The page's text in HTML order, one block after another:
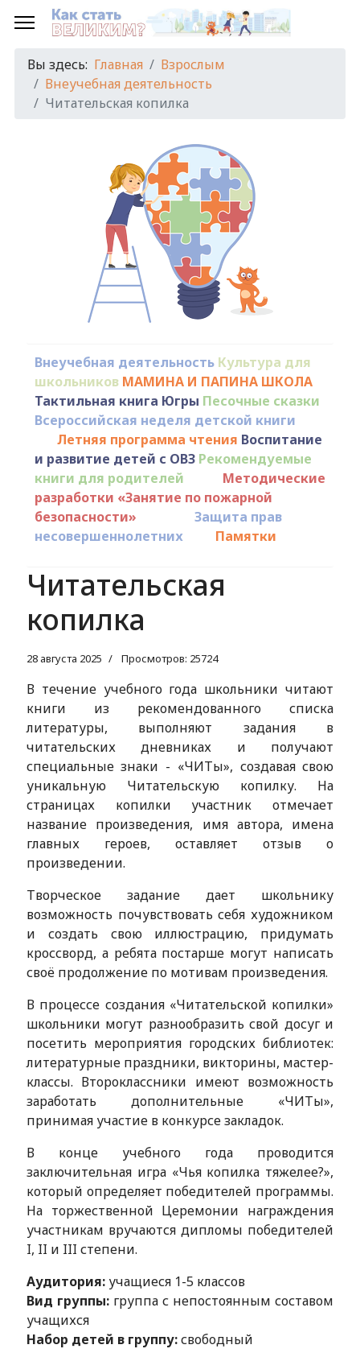
Вы здесь: Главная
Взрослым
Внеучебная деятельность
Читательская копилка
Внеучебная деятельность Культура для
школьников МАМИНА И ПАПИНА ШКОЛА
Тактильная книга Югры Песочные сказки
Всероссийская неделя детской книги
Летняя программа чтения Воспитание
и развитие детей с ОВЗ Рекомендуемые
книги для родителей
Методические
разработки «Занятие по пожарной
безопасности»
Защита прав
несовершеннолетних
Памятки
Читательская
копилка
28 августа 2025 Просмотров: 25724
В течение учебного года школьники читают
книги из рекомендованного списка
литературы, выполняют задания в
читательских дневниках и получают
специальные знаки - «ЧИТы», создавая свою
уникальную Читательскую копилку. На
страницах копилки участник отмечает
название произведения, имя автора, имена
главных героев, оставляет отзыв о
произведении.
Творческое задание дает школьнику
возможность почувствовать себя художником
и создать свою иллюстрацию, придумать
кроссворд, а ребята постарше могут написать
своё продолжение по мотивам произведения.
В процессе создания «Читательской копилки»
школьники могут разнообразить свой досуг и
посетить мероприятия городских библиотек:
литературные праздники, викторины, мастер-
классы. Второклассники имеют возможность
заработать дополнительные «ЧИТы»,
принимая участие в конкурсе закладок.
В конце учебного года проводится
заключительная игра «Чья копилка тяжелее?»,
который определяет победителей программы.
На торжественной Церемонии награждения
участникам вручаются дипломы победителей
I, II и III степени.
Аудитория:учащиеся 1-5 классов
Вид группы:группа с непостоянным составом
учащихся
Набор детей в группу:свободный